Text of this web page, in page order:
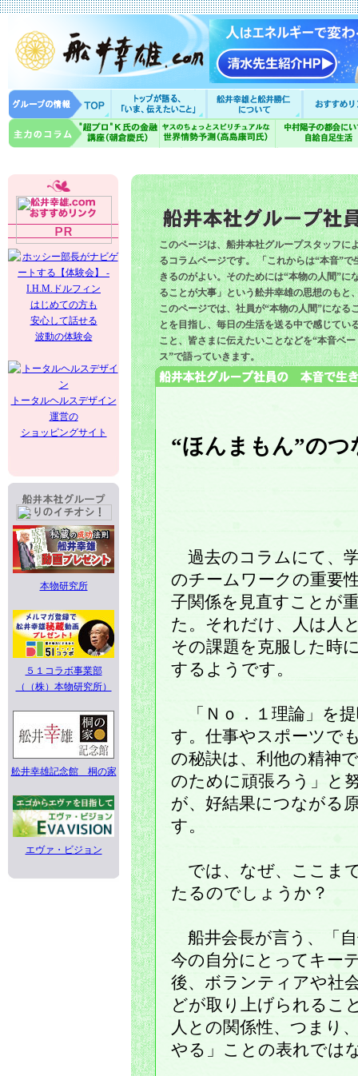
はじめての方も
安心して話せる
波動の体験会
トータルヘルスデザイン
運営の
ショッピングサイト
本物研究所
５１コラボ事業部
（（株）本物研究所）
舩井幸雄記念館 桐の家
エヴァ・ビジョン
このページは、船井本社グループスタッフに
るコラムページです。 「これからは“本音”で
きるのがよい。そのためには“本物の人間”に
ることが大事」という舩井幸雄の思想のもと
このページでは、社員が“本物の人間”になる
とを目指し、毎日の生活を送る中で感じてい
こと、皆さまに伝えたいことなどを“本音ベー
ス”で語っていきます。
“ほんまもん”の
過去のコラムにて、
のチームワークの重要
子関係を見直すことが
た。それだけ、人は人
その課題を克服した時
するようです。
「Ｎｏ．１理論」を
す。仕事やスポーツで
の秘訣は、利他の精神
のために頑張ろう」と
が、好結果につながる
す。
では、なぜ、ここま
たるのでしょうか？
船井会長が言う、「
今の自分にとってキー
後、ボランティアや社
どが取り上げられるこ
人との関係性、つまり
やる」ことの表れでは